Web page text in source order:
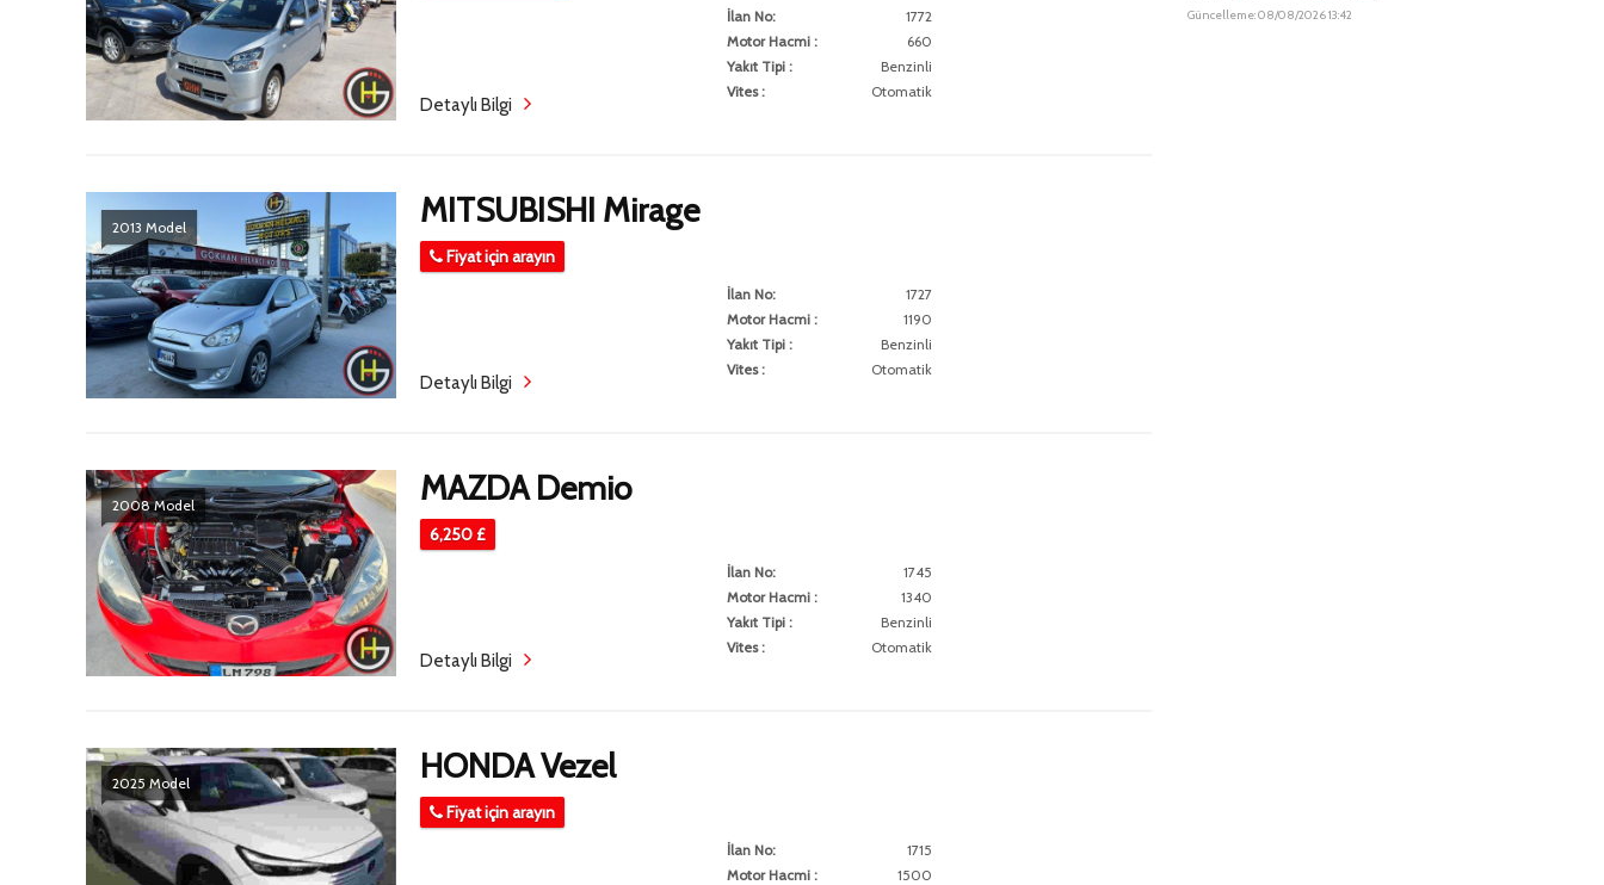
İlan No:
1772
Motor Hacmi :
660
Yakıt Tipi :
Benzinli
Vites :
Otomatik
Detaylı Bilgi
2013 Model MITSUBISHI Mirage
Fiyat için arayın
İlan No:
1727
Motor Hacmi :
1190
Yakıt Tipi :
Benzinli
Vites :
Otomatik
Detaylı Bilgi
2008 Model MAZDA Demio
6,250 £
İlan No:
1745
Motor Hacmi :
1340
Yakıt Tipi :
Benzinli
Vites :
Otomatik
Detaylı Bilgi
2025 Model HONDA Vezel
Fiyat için arayın
İlan No:
1715
Motor Hacmi :
1500
Güncelleme: 08/08/2026 13:42